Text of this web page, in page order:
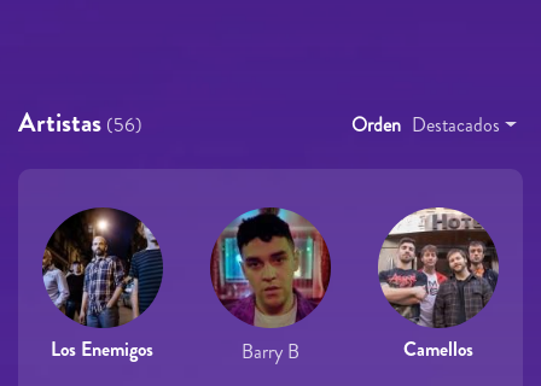
Artistas (56) Orden Destacados
Los Enemigos Barry B Camellos